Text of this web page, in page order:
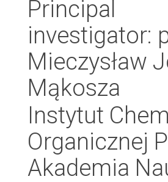
Principal
investigator:
Mieczysław
Mąkosza
Instytut
Organicznej
Akademia